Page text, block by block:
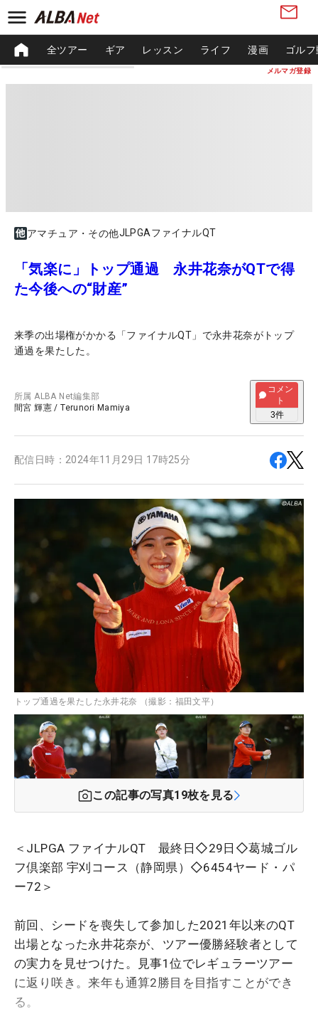
メルマガ登録
全ツアー ギア レッスン ライフ 漫画 ゴル
アマチュア・その他JLPGAファイナルQT
「気楽に」トップ通過 永井花奈がQTで得
た今後への“財産”
来季の出場権がかかる「ファイナルQT」で永井花奈がトップ
通過を果たした。
所属ALBA Net編集部
間宮 輝憲 /Terunori Mamiya
コメン
ト
3件
配信日時： 2024年11月29日 17時25分
トップ通過を果たした永井花奈 （撮影：福田文平）
この記事の写真19枚を見る
＜JLPGA ファイナルQT 最終日◇29日◇葛城ゴル
フ倶楽部 宇刈コース（静岡県）◇6454ヤード・パ
ー72＞
前回、シードを喪失して参加した2021年以来のQT
出場となった永井花奈が、ツアー優勝経験者として
の実力を見せつけた。見事1位でレギュラーツアー
に返り咲き。来年も通算2勝目を目指すことができ
る。